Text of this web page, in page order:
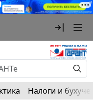
Налоги и